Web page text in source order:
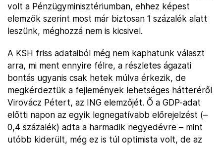
volt a Pénzügyminisztériumban, ehhez képest
elemzők szerint most már biztosan 1 százalék alatt
leszünk, méghozzá nem is kicsivel.
A KSH friss adataiból még nem kaphatunk választ
arra, mi ment ennyire félre, a részletes ágazati
bontás ugyanis csak hetek múlva érkezik, de
megkérdeztük a fejlemények lehetséges hátteréről
Virovácz Pétert, az ING elemzőjét. Ő a GDP-adat
előtti napon az egyik legnegatívabb előrejelzést (–
0,4 százalék) adta a harmadik negyedévre – mint
utóbb kiderült, még ez is túl optimista volt, de az